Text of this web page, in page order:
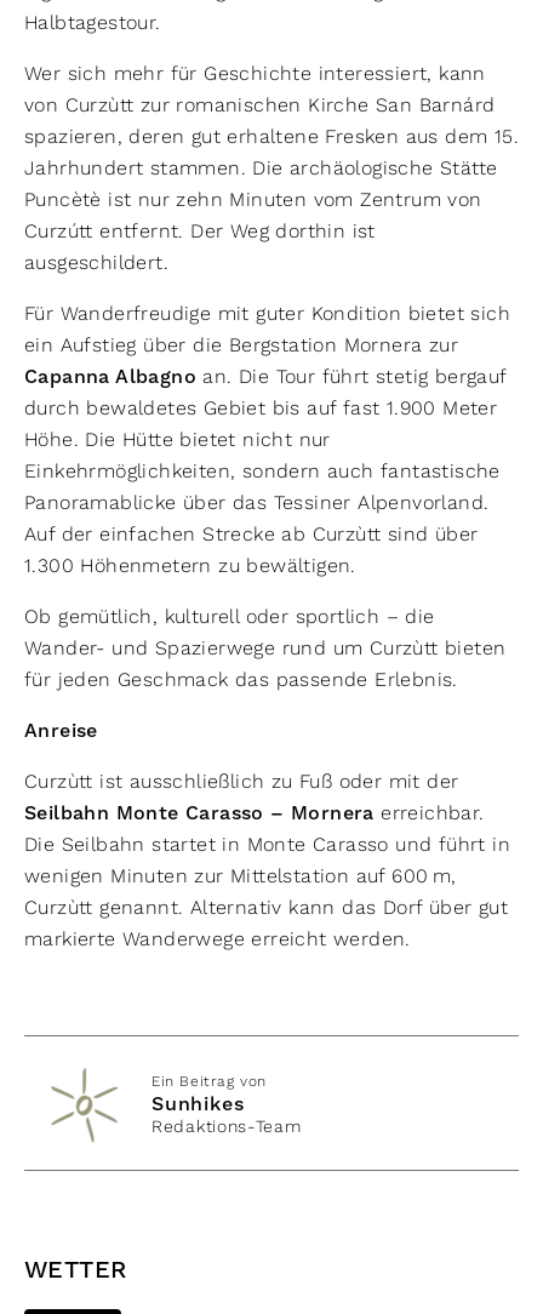
Halbtagestour.
Wer sich mehr für Geschichte interessiert, kann
von Curzùtt zur romanischen Kirche San Barnárd
spazieren, deren gut erhaltene Fresken aus dem 15.
Jahrhundert stammen. Die archäologische Stätte
Puncètè ist nur zehn Minuten vom Zentrum von
Curzútt entfernt. Der Weg dorthin ist
ausgeschildert.
Für Wanderfreudige mit guter Kondition bietet sich
ein Aufstieg über die Bergstation Mornera zur
Capanna Albagno an. Die Tour führt stetig bergauf
durch bewaldetes Gebiet bis auf fast 1.900 Meter
Höhe. Die Hütte bietet nicht nur
Einkehrmöglichkeiten, sondern auch fantastische
Panoramablicke über das Tessiner Alpenvorland.
Auf der einfachen Strecke ab Curzùtt sind über
1.300 Höhenmetern zu bewältigen.
Ob gemütlich, kulturell oder sportlich – die
Wander- und Spazierwege rund um Curzùtt bieten
für jeden Geschmack das passende Erlebnis.
Anreise
Curzùtt ist ausschließlich zu Fuß oder mit der
Seilbahn Monte Carasso – Mornera erreichbar.
Die Seilbahn startet in Monte Carasso und führt in
wenigen Minuten zur Mittelstation auf 600 m,
Curzùtt genannt. Alternativ kann das Dorf über gut
markierte Wanderwege erreicht werden.
Ein Beitrag von
Sunhikes
Redaktions-Team
WETTER